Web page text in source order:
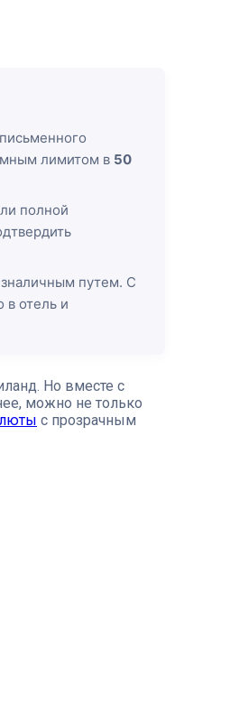
лимитом в 50
полной
путем. С
в отель и
Но вместе с
можно не только
с прозрачным